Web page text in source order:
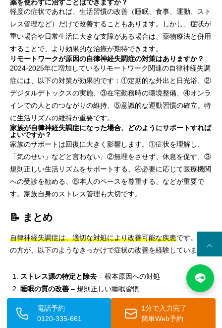
薬を使わずに治すことはできますか？
軽度の症状であれば、生活習慣の改善（睡眠、食事、運動、スト
レス管理など）だけで改善することもあります。しかし、症状が
重い場合や日常生活に大きな支障がある場合は、薬物療法と併用
することで、より効果的な治療が期待できます。
リモートワークが原因の自律神経失調症の対策はありますか？
2024-2025年に増加しているリモートワーク関連の自律神経失調
症には、以下の対策が効果的です：①定期的な外出と日光浴、②
デジタルデトックスの実施、③在宅勤務時の環境整備、④オンラ
インでの人とのつながりの維持、⑤意識的な運動習慣の確立。特
に生活リズムの維持が重要です。
家族が自律神経失調症になった場合、どのようにサポートすれば
よいですか？
家族のサポートは回復に大きく影響します。①症状を理解し、
「気のせい」などと言わない、②無理をさせず、休息を促す、③
規則正しい生活リズムをサポートする、④必要に応じて医療機関
への受診を勧める、⑤本人のペースを尊重する、などが重要で
す。家族自身のストレス管理も大切です。
📝 まとめ
自律神経失調症は、適切な対処により改善可能な疾患です。多く
の方が、以下のようなきっかけで症状の改善を経験しています。
ストレス源の特定と除去 – 根本原因への対処
睡眠の質の改善 – 規則正しい睡眠習慣
– バランスの取れた栄養摂取
適度な運動習慣
– 有酸素運動の継続
電話予約
0120-335-661
1分で入力完了
簡単Web予約